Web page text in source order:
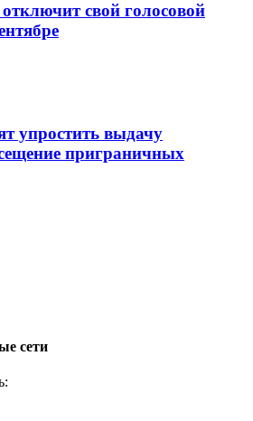
свой голосовой
упростить выдачу
приграничных
сети